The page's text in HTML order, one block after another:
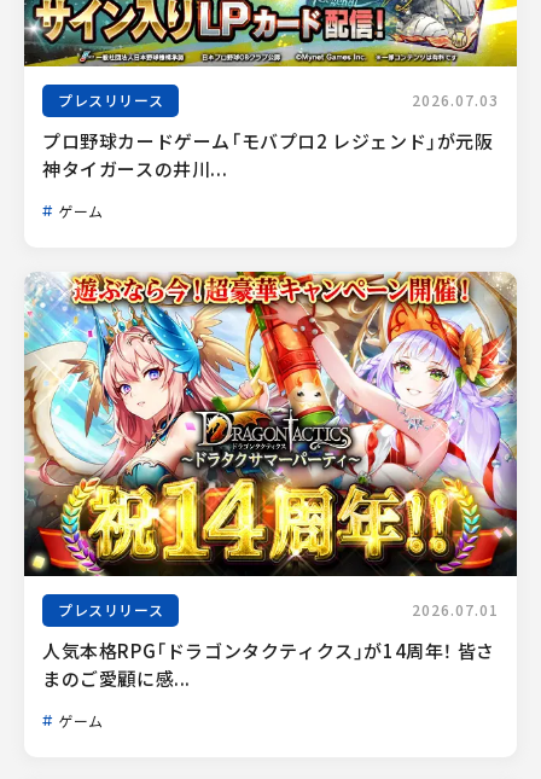
プレスリリース 2026.07.03
プロ野球カードゲーム「モバプロ2 レジェンド」が元阪
神タイガースの井川...
ゲーム
プレスリリース 2026.07.01
人気本格RPG「ドラゴンタクティクス」が14周年！ 皆さ
まのご愛顧に感...
ゲーム